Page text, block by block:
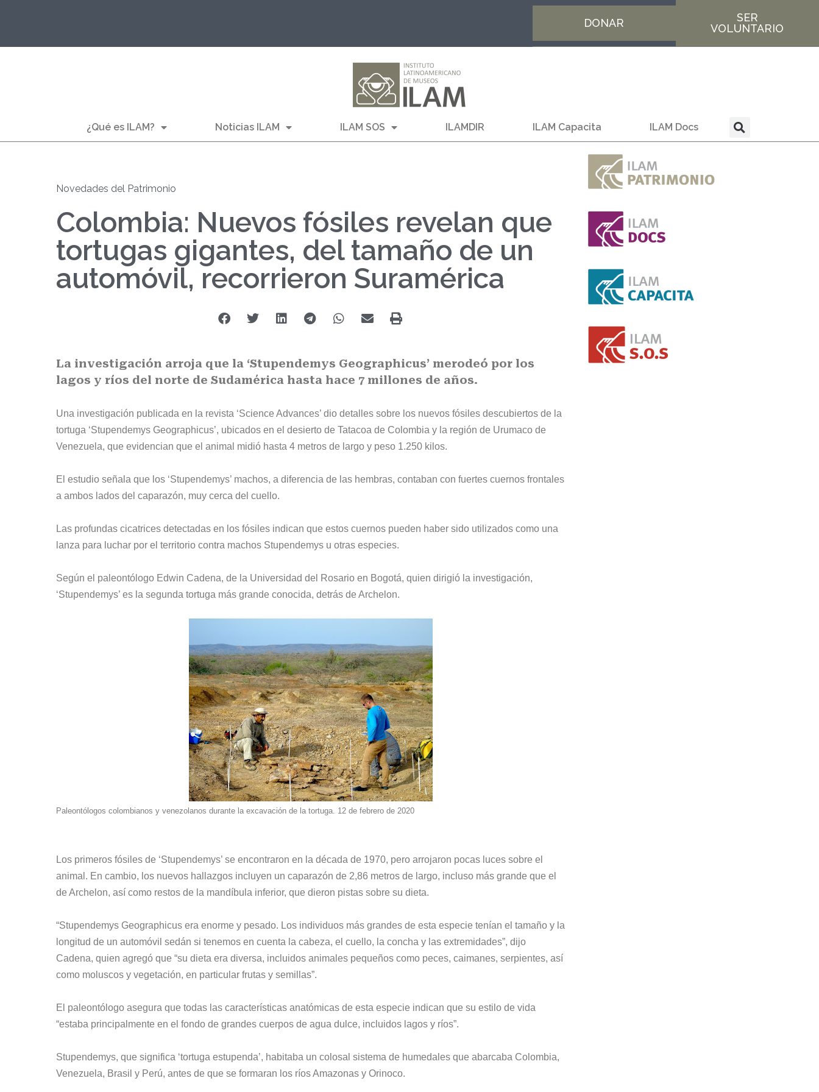
DONAR
SER
VOLUNTARIO
¿Qué es ILAM? Noticias ILAM ILAM SOS ILAMDIR ILAM Capacita ILAM Docs
Novedades del Patrimonio
Colombia: Nuevos fósiles revelan que
tortugas gigantes, del tamaño de un
automóvil, recorrieron Suramérica
La investigación arroja que la ‘Stupendemys Geographicus’ merodeó por los
lagos y ríos del norte de Sudamérica hasta hace 7 millones de años.
Una investigación publicada en la revista ‘Science Advances’ dio detalles sobre los nuevos fósiles descubiertos de la
tortuga ‘Stupendemys Geographicus’, ubicados en el desierto de Tatacoa de Colombia y la región de Urumaco de
Venezuela, que evidencian que el animal midió hasta 4 metros de largo y peso 1.250 kilos.
El estudio señala que los ‘Stupendemys’ machos, a diferencia de las hembras, contaban con fuertes cuernos frontales
a ambos lados del caparazón, muy cerca del cuello.
Las profundas cicatrices detectadas en los fósiles indican que estos cuernos pueden haber sido utilizados como una
lanza para luchar por el territorio contra machos Stupendemys u otras especies.
Según el paleontólogo Edwin Cadena, de la Universidad del Rosario en Bogotá, quien dirigió la investigación,
‘Stupendemys’ es la segunda tortuga más grande conocida, detrás de Archelon.
Paleontólogos colombianos y venezolanos durante la excavación de la tortuga. 12 de febrero de 2020
Los primeros fósiles de ‘Stupendemys’ se encontraron en la década de 1970, pero arrojaron pocas luces sobre el
animal. En cambio, los nuevos hallazgos incluyen un caparazón de 2,86 metros de largo, incluso más grande que el
de Archelon, así como restos de la mandíbula inferior, que dieron pistas sobre su dieta.
“Stupendemys Geographicus era enorme y pesado. Los individuos más grandes de esta especie tenían el tamaño y la
longitud de un automóvil sedán si tenemos en cuenta la cabeza, el cuello, la concha y las extremidades”, dijo
Cadena, quien agregó que “su dieta era diversa, incluidos animales pequeños como peces, caimanes, serpientes, así
como moluscos y vegetación, en particular frutas y semillas”.
El paleontólogo asegura que todas las características anatómicas de esta especie indican que su estilo de vida
“estaba principalmente en el fondo de grandes cuerpos de agua dulce, incluidos lagos y ríos”.
Stupendemys, que significa ‘tortuga estupenda’, habitaba un colosal sistema de humedales que abarcaba Colombia,
Venezuela, Brasil y Perú, antes de que se formaran los ríos Amazonas y Orinoco.